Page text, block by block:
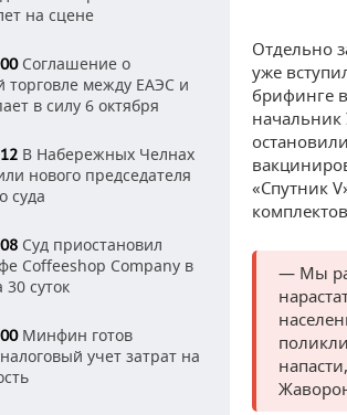
на сцене
Соглашение о
торговле между ЕАЭС и
в силу 6 октября
В Набережных Челнах
нового председателя
суда
Суд приостановил
Coffeeshop Company в
суток
Минфин готов
учет затрат на
Отдельно
уже
брифинге
«Спутник
— Мы